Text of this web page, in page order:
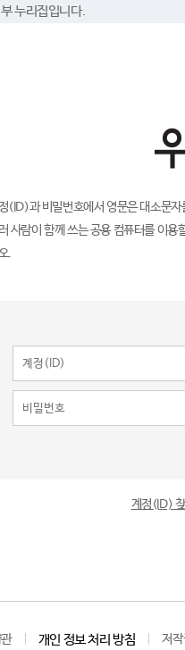
누리집입니다.
(ID)과 비밀번호에서 영문은 대소문
사람이 함께 쓰는 공용 컴퓨터를 이
.
계정(ID)
개인 정보 처리 방침 저